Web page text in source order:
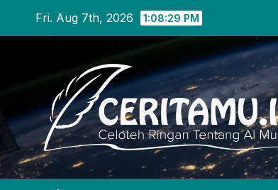
Fri. Aug 7th, 2026 1:08:30 PM